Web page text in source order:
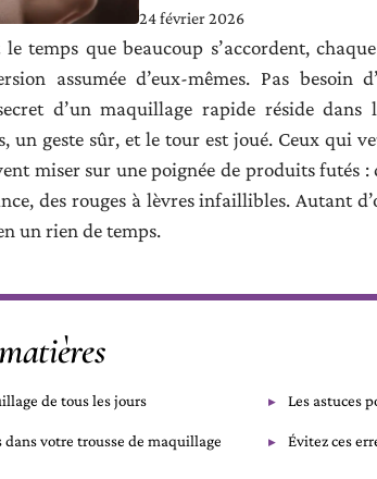
24 février 2026
le temps que beaucoup s’accordent,
assumée d’eux-mêmes. Pas besoin
d’un maquillage rapide réside dans
un geste sûr, et le tour est joué. Ceux qui
miser sur une poignée de produits futés :
des rouges à lèvres infaillibles. Autant
un rien de temps.
de tous les jours Les astuces
dans votre trousse de maquillage Évitez ces